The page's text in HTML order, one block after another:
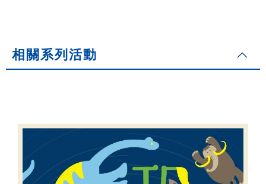
相關系列活動